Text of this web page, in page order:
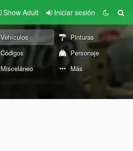
Show Adult Iniciar sesión
Vehículos
Pinturas
Códigos
Personaje
Misceláneo Más